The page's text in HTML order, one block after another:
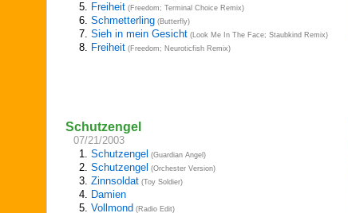
5. Freiheit (Freedom; Terminal Choice Remix)
6. Schmetterling (Butterfly)
7. Sieh in mein Gesicht (Look Me In The Face; Staubkind Remix)
8. Freiheit (Freedom; Neuroticfish Remix)
Schutzengel
07/21/2003
1. Schutzengel (Guardian Angel)
2. Schutzengel (Orchester Version)
3. Zinnsoldat (Toy Soldier)
4. Damien
5. Vollmond (Radio Edit)